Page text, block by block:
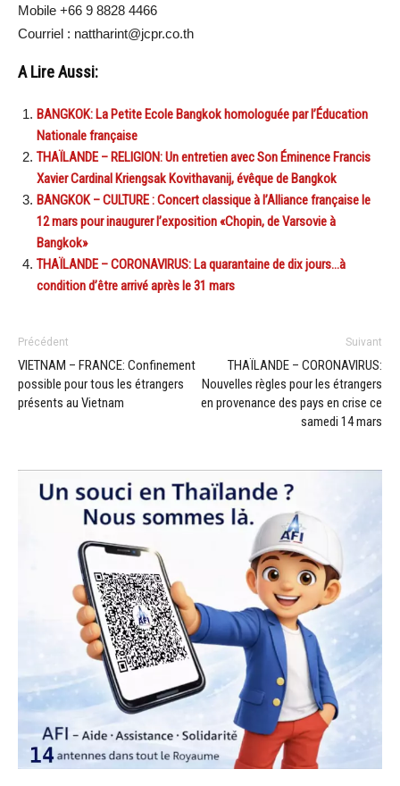
Mobile +66 9 8828 4466
Courriel : nattharint@jcpr.co.th
A Lire Aussi:
BANGKOK: La Petite Ecole Bangkok homologuée par l’Éducation
Nationale française
THAÏLANDE – RELIGION: Un entretien avec Son Éminence Francis
Xavier Cardinal Kriengsak Kovithavanij, évêque de Bangkok
BANGKOK – CULTURE : Concert classique à l’Alliance française le
12 mars pour inaugurer l’exposition «Chopin, de Varsovie à
Bangkok»
THAÏLANDE – CORONAVIRUS: La quarantaine de dix jours…à
condition d’être arrivé après le 31 mars
Précédent
VIETNAM – FRANCE: Confinement
possible pour tous les étrangers
présents au Vietnam
Suivant
THAÏLANDE – CORONAVIRUS:
Nouvelles règles pour les étrangers
en provenance des pays en crise ce
samedi 14 mars